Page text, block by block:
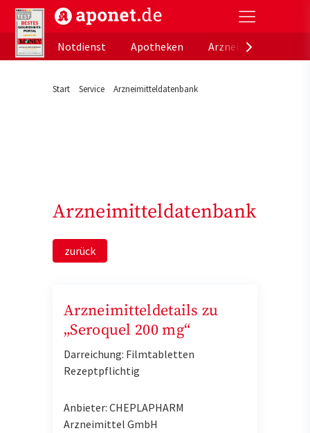
aponet.de - Das offizielle Gesundheitsportal der
Notdienst
Apotheken
Start Service Arzneimitteldatenbank
Arzneimitteldatenbank
zurück
Arzneimitteldetails zu
„Seroquel 200 mg“
Darreichung: Filmtabletten
Rezeptpflichtig
Anbieter: CHEPLAPHARM
Arzneimittel GmbH